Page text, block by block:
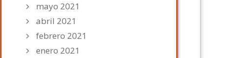
mayo 2021
abril 2021
febrero 2021
enero 2021